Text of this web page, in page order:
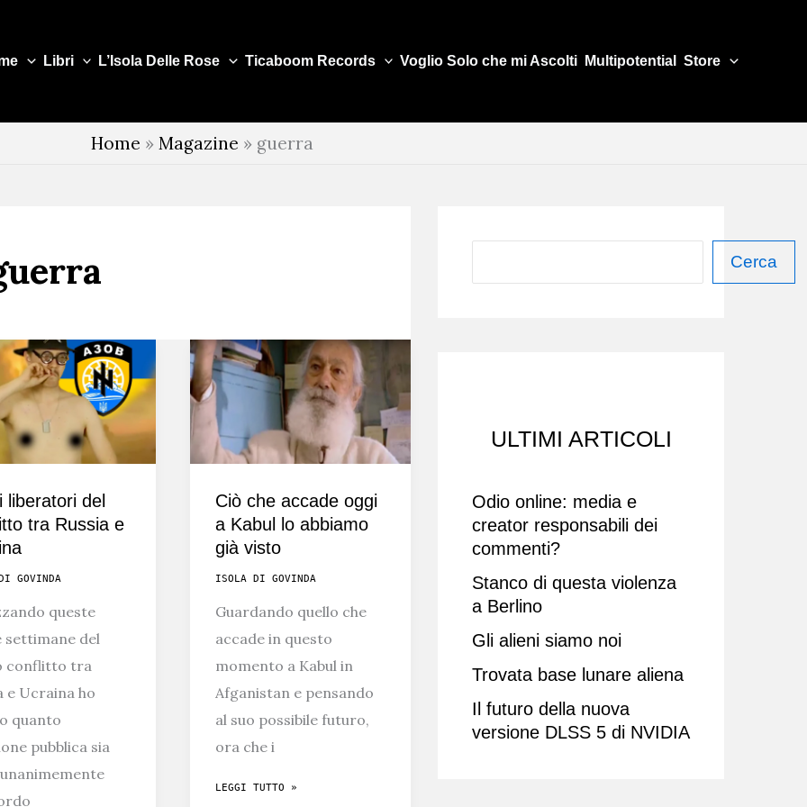
Libri L’Isola Delle Rose Ticaboom Records Voglio Solo che mi Ascolti Multipotential Store
Home » Magazine » guerra
liberatori del
tra Russia e
GOVINDA
queste
settimane del
conflitto tra
e Ucraina ho
quanto
pubblica sia
Ciò che accade oggi
a Kabul lo abbiamo
già visto
ISOLA DI GOVINDA
Guardando quello che
accade in questo
momento a Kabul in
Afganistan e pensando
al suo possibile futuro,
ora che i
CIÒ
LEGGI TUTTO »
e
Cerca
ULTIMI ARTICOLI
Odio online: media e
creator responsabili dei
commenti?
Stanco di questa violenza
a Berlino
Gli alieni siamo noi
Trovata base lunare aliena
Il futuro della nuova
versione DLSS 5 di NVIDIA